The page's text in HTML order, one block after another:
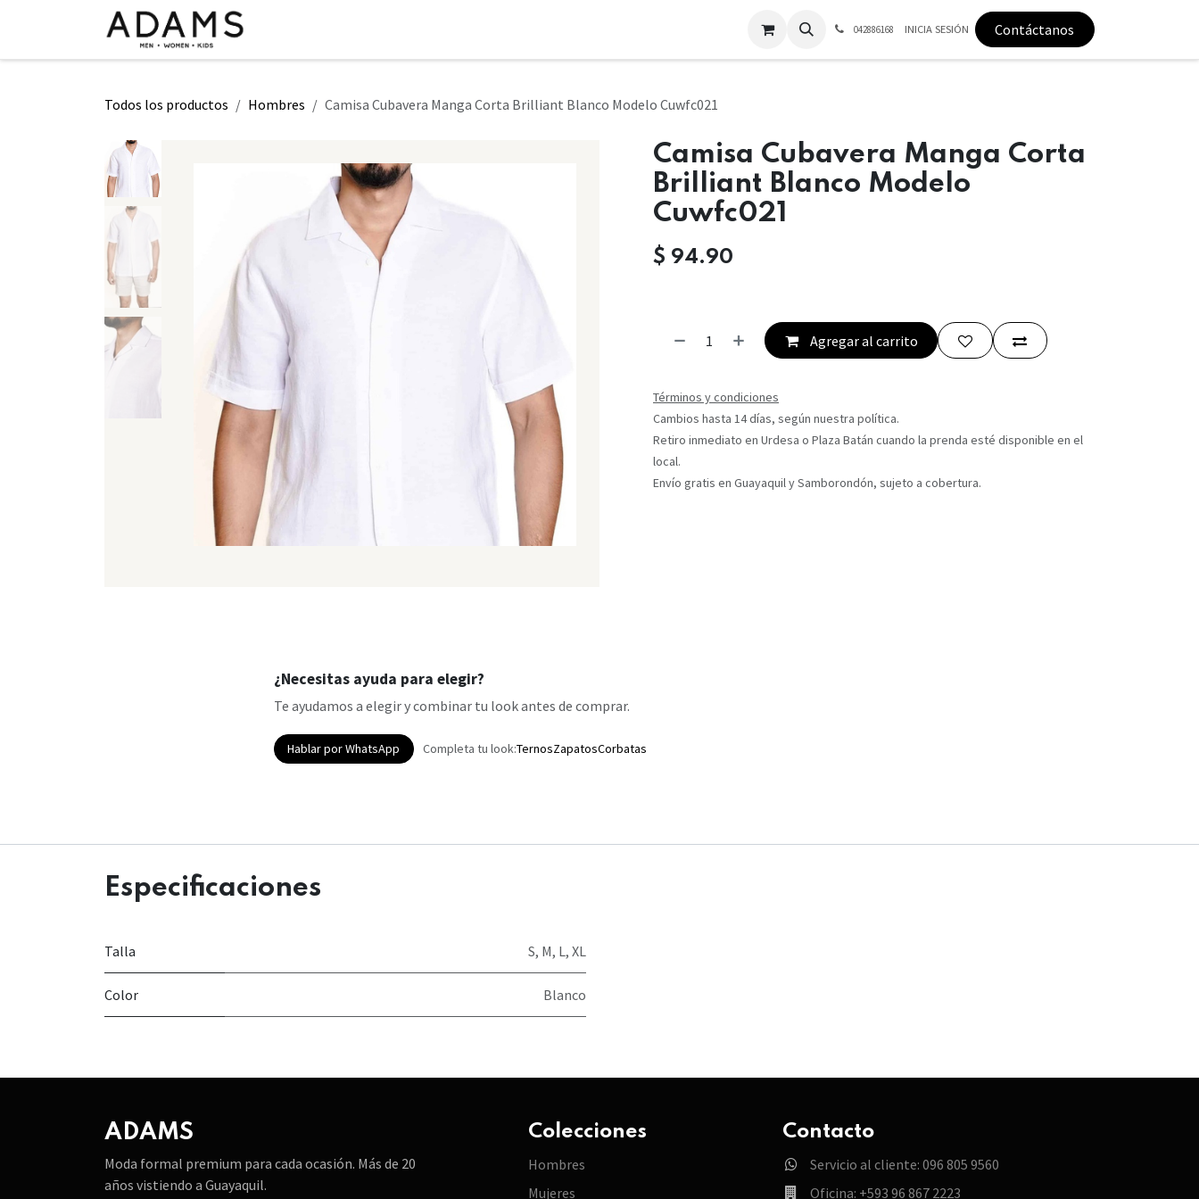
042886168 INICIA SESIÓN Contáctanos
Todos los productos Hombres Camisa Cubavera Manga Corta Brilliant Blanco Modelo Cuwfc021
Camisa Cubavera Manga Corta
Brilliant Blanco Modelo
Cuwfc021
$ 94.90
Agregar al carrito
Términos y condiciones
Cambios hasta 14 días, según nuestra política.
Retiro inmediato en Urdesa o Plaza Batán cuando la prenda esté disponible en el
local.
Envío gratis en Guayaquil y Samborondón, sujeto a cobertura.
¿Necesitas ayuda para elegir?
Te ayudamos a elegir y combinar tu look antes de comprar.
Hablar por WhatsApp Completa tu look:TernosZapatosCorbatas
Especificaciones
Talla S, M, L, XL
Color Blanco
ADAMS
Moda formal premium para cada ocasión. Más de 20
años vistiendo a Guayaquil.
Colecciones
Hombres
Mujeres
Contacto
Servicio al cliente: 096 805 9560
Oficina: +593 96 867 2223